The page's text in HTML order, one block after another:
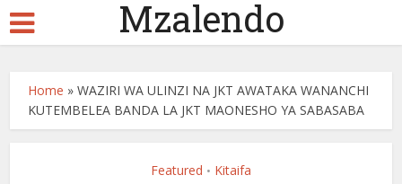
Mzalendo
Home »WAZIRI WA ULINZI NA JKT AWATAKA WANANCHI
KUTEMBELEA BANDA LA JKT MAONESHO YA SABASABA
Featured • Kitaifa